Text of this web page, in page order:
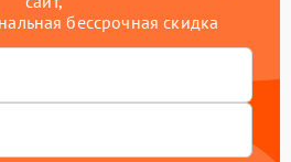
бессрочная скидка